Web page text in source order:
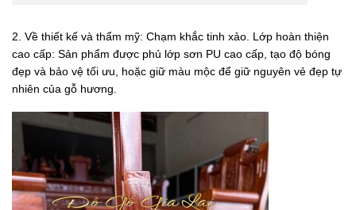
2. Về thiết kế và thẩm mỹ: Chạm khắc tinh xảo. Lớp hoàn thiện
cao cấp: Sản phẩm được phủ lớp sơn PU cao cấp, tạo độ bóng
đẹp và bảo vệ tối ưu, hoặc giữ màu mộc để giữ nguyên vẻ đẹp tự
nhiên của gỗ hương.